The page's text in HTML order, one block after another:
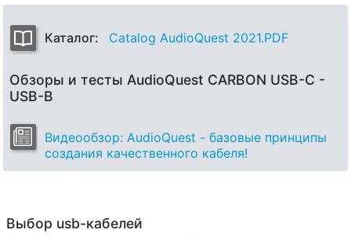
Каталог: Catalog AudioQuest 2021.PDF
Обзоры и тесты AudioQuest CARBON USB-C -
USB-B
Видеообзор: AudioQuest - базовые принципы
создания качественного кабеля!
Выбор usb-кабелей